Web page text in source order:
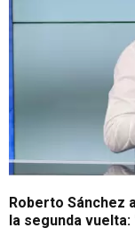
Roberto Sánchez
la segunda